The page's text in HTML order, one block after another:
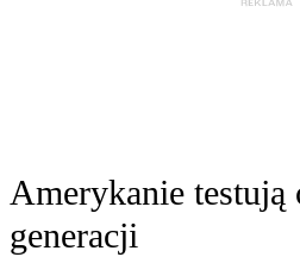
Amerykanie testują
generacji